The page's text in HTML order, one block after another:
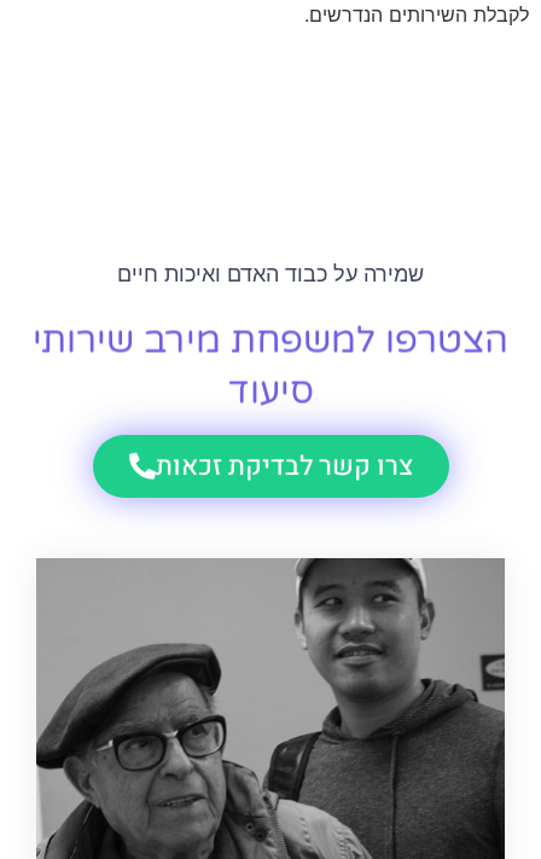
לקבלת השירותים הנדרשים.
שמירה על כבוד האדם ואיכות חיים
הצטרפו למשפחת מירב שירותי
סיעוד
צרו קשר לבדיקת זכאות